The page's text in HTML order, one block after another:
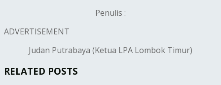
Penulis :
ADVERTISEMENT
Judan Putrabaya (Ketua LPA Lombok Timur)
RELATED POSTS